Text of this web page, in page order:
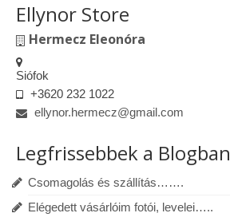
Ellynor Store
Hermecz Eleonóra
Siófok
+3620 232 1022
ellynor.hermecz@gmail.com
Legfrissebbek a Blogban
Csomagolás és szállítás…….
Elégedett vásárlóim fotói, levelei…..